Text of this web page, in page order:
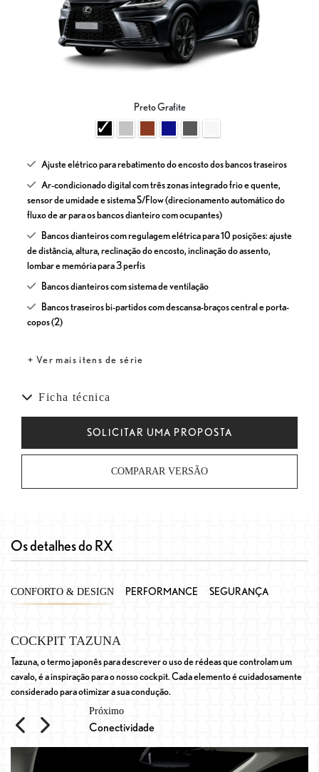
Preto Grafite
Ajuste elétrico para rebatimento do encosto dos bancos traseiros
Ar-condicionado digital com três zonas integrado frio e quente,
sensor de umidade e sistema S/Flow (direcionamento automático do
fluxo de ar para os bancos dianteiro com ocupantes)
Bancos dianteiros com regulagem elétrica para 10 posições: ajuste
de distância, altura, reclinação do encosto, inclinação do assento,
lombar e memória para 3 perfis
Bancos dianteiros com sistema de ventilação
Bancos traseiros bi-partidos com descansa-braços central e porta-
copos (2)
+ Ver mais itens de série
Ficha técnica
SOLICITAR UMA PROPOSTA
COMPARAR VERSÃO
Os detalhes do RX
CONFORTO & DESIGN PERFORMANCE SEGURANÇA
COCKPIT TAZUNA
Tazuna, o termo japonês para descrever o uso de rédeas que controlam um
cavalo, é a inspiração para o nosso cockpit. Cada elemento é cuidadosamente
considerado para otimizar a sua condução.
PreviousNext